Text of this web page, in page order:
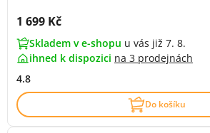
Cena s DPH:
1 699 Kč
Skladem v e-shopu u vás již 7. 8.
ihned k dispozici na 3 prodejnách
4.8
Do košíku